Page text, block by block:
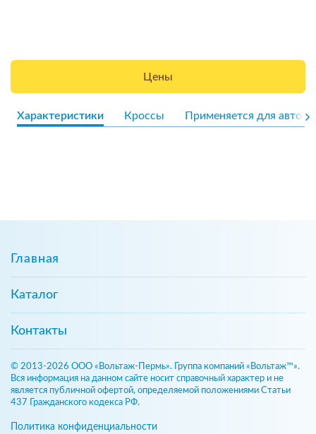
Цены
Характеристики Кроссы Применяется для авто
Главная
Каталог
Контакты
© 2013-2026 ООО «Вольтаж-Пермь». Группа компаний «Вольтаж™».
Вся информация на данном сайте носит справочный характер и не
является публичной офертой, определяемой положениями Статьи
437 Гражданского кодекса РФ.
Политика конфиденциальности